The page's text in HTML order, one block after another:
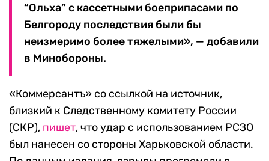
“Ольха” с кассетными боеприпасами по
Белгороду последствия были бы
неизмеримо более тяжелыми», — добавили
в Минобороны.
«Коммерсантъ» со ссылкой на источник,
близкий к Следственному комитету России
(СКР), пишет, что удар с использованием РСЗО
был нанесен со стороны Харьковской области.